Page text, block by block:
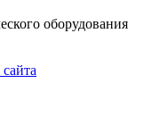
оборудования